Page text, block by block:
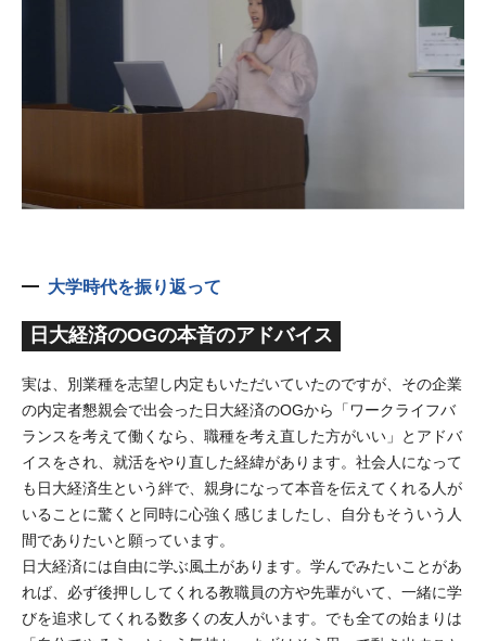
大学時代を振り返って
日大経済のOGの本音のアドバイス
実は、別業種を志望し内定もいただいていたのですが、その企業
の内定者懇親会で出会った日大経済のOGから「ワークライフバ
ランスを考えて働くなら、職種を考え直した方がいい」とアドバ
イスをされ、就活をやり直した経緯があります。社会人になって
も日大経済生という絆で、親身になって本音を伝えてくれる人が
いることに驚くと同時に心強く感じましたし、自分もそういう人
間でありたいと願っています。
日大経済には自由に学ぶ風土があります。学んでみたいことがあ
れば、必ず後押ししてくれる教職員の方や先輩がいて、一緒に学
びを追求してくれる数多くの友人がいます。でも全ての始まりは